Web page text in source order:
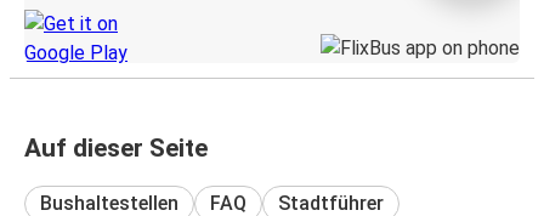
Auf dieser Seite
Bushaltestellen FAQ Stadtführer